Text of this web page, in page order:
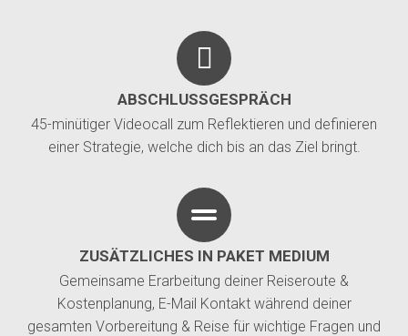
ABSCHLUSSGESPRÄCH
45-minütiger Videocall zum Reflektieren und definieren
einer Strategie, welche dich bis an das Ziel bringt.
ZUSÄTZLICHES IN PAKET MEDIUM
Gemeinsame Erarbeitung deiner Reiseroute &
Kostenplanung, E-Mail Kontakt während deiner
gesamten Vorbereitung & Reise für wichtige Fragen und